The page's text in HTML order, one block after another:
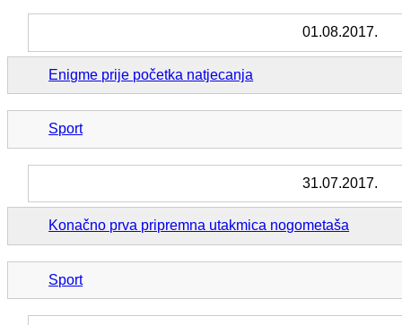
01.08.2017.
Enigme prije početka natjecanja
Sport
31.07.2017.
Konačno prva pripremna utakmica nogometaša
Sport